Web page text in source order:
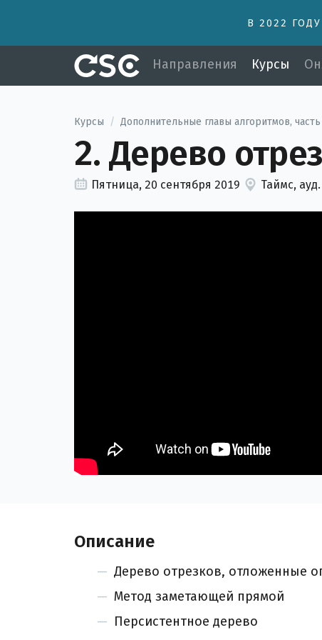
В 2022
Направления Курсы
Курсы / Дополнительные главы алгоритмов,
2. Дерево
Пятница, 20 сентября 2019 Таймс,
Описание
Дерево отрезков, отложенные
Метод заметающей прямой
Персистентное дерево